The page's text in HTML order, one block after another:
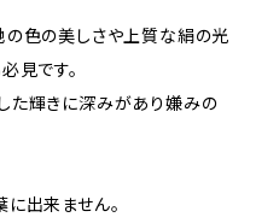
の色の美しさや上質な絹の光
見です。
た輝きに深みがあり嫌みの
出来ません。